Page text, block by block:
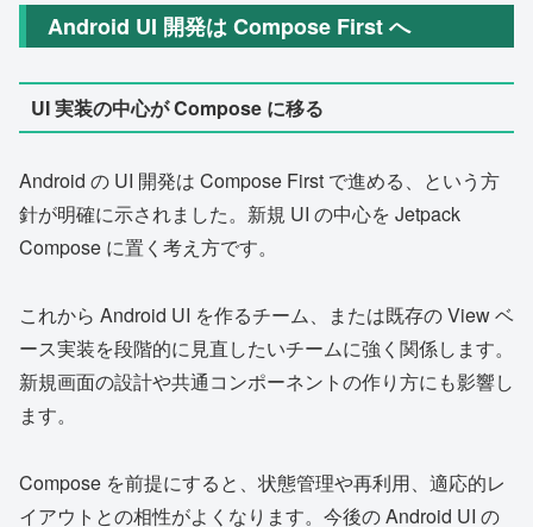
Android UI 開発は Compose First へ
UI 実装の中心が Compose に移る
Android の UI 開発は Compose First で進める、という方
針が明確に示されました。新規 UI の中心を Jetpack
Compose に置く考え方です。
これから Android UI を作るチーム、または既存の View ベ
ース実装を段階的に見直したいチームに強く関係します。
新規画面の設計や共通コンポーネントの作り方にも影響し
ます。
Compose を前提にすると、状態管理や再利用、適応的レ
イアウトとの相性がよくなります。今後の Android UI の